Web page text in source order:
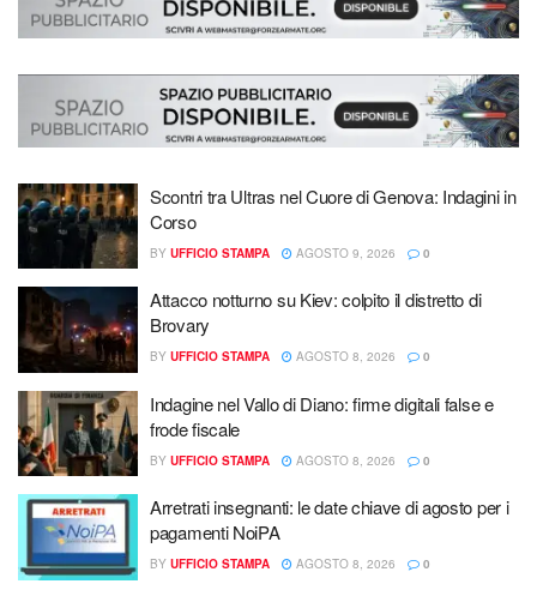
Scontri tra Ultras nel Cuore di Genova: Indagini in
Corso
BY UFFICIO STAMPA AGOSTO 9, 2026 0
Attacco notturno su Kiev: colpito il distretto di
Brovary
BY UFFICIO STAMPA AGOSTO 8, 2026 0
Indagine nel Vallo di Diano: firme digitali false e
frode fiscale
BY UFFICIO STAMPA AGOSTO 8, 2026 0
Arretrati insegnanti: le date chiave di agosto per i
pagamenti NoiPA
BY UFFICIO STAMPA AGOSTO 8, 2026 0